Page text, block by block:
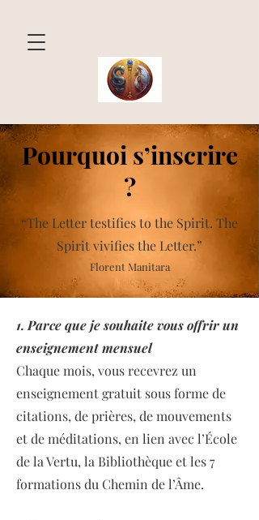
Pourquoi s’inscrire
?
“The Letter testifies to the Spirit. The
Spirit vivifies the Letter.”
Florent Manitara
1. Parce que je souhaite vous offrir un
enseignement mensuel
Chaque mois, vous recevrez un
enseignement gratuit sous forme de
citations, de prières, de mouvements
et de méditations, en lien avec l’École
de la Vertu, la Bibliothèque et les 7
formations du Chemin de l’Âme.